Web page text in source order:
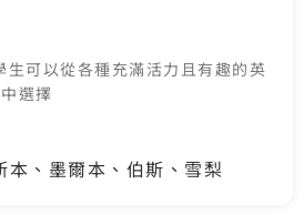
可以從各種充滿活力且有趣的英
選擇
本、墨爾本、伯斯、雪梨